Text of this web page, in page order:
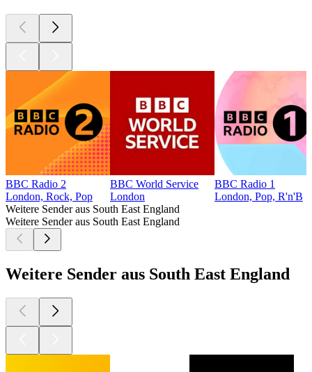
BBC Radio 2
London, Rock, Pop
BBC World Service
London
BBC Radio 1
London, Pop, R'n'B
Weitere Sender aus South East England
Weitere Sender aus South East England
Weitere Sender aus South East England